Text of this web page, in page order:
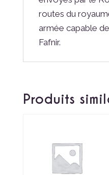
routes du
armée capable
Fafnir.
Produits